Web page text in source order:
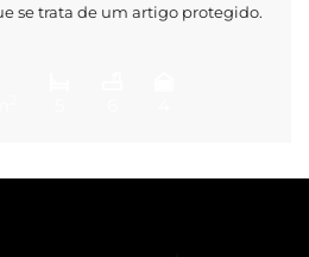
se trata de um artigo protegido.